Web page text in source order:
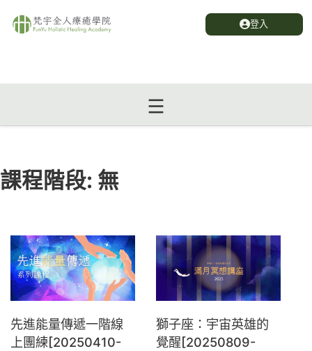
登入
課程階段: 無
先進能量傳遞一階線
上團練[20250410-
獅子座：宇宙英雄的
覺醒[20250809-